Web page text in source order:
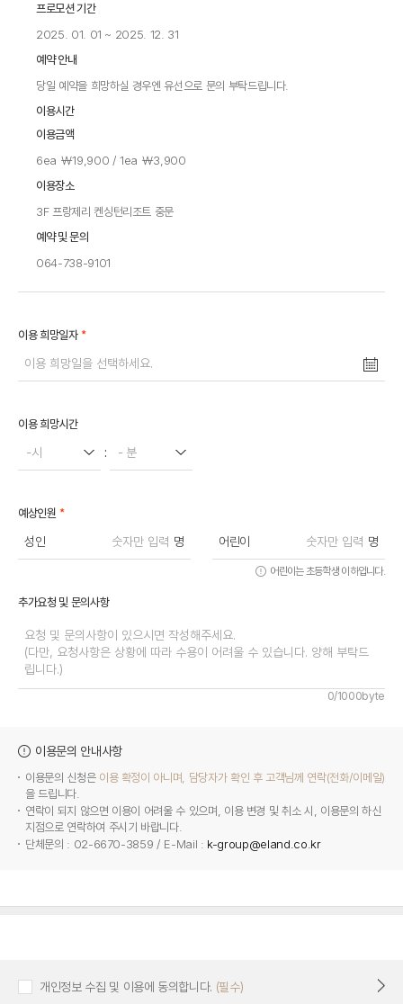
프로모션 기간
2025. 01. 01 ~ 2025. 12. 31
예약 안내
당일 예약을 희망하실 경우엔 유선으로 문의 부탁드립니다.
이용시간
이용금액
6ea ￦19,900 / 1ea ￦3,900
이용장소
3F 프랑제리 켄싱턴리조트 중문
예약 및 문의
064-738-9101
이용 희망일자 *
이용 희망시간
-시 : - 분
예상인원 *
성인 명 어린이 명
어린이는 초등학생 이하입니다.
추가요청 및 문의사항
0/1000byte
이용문의 안내사항
이용문의 신청은 이용 확정이 아니며, 담당자가 확인 후 고객님께 연락(전화/이메일)
을 드립니다.
연락이 되지 않으면 이용이 어려울 수 있으며, 이용 변경 및 취소 시, 이용문의 하신
지점으로 연락하여 주시기 바랍니다.
단체문의 : 02-6670-3859 / E-Mail : k-group@eland.co.kr
개인정보 수집 및 이용에 동의합니다. (필수)